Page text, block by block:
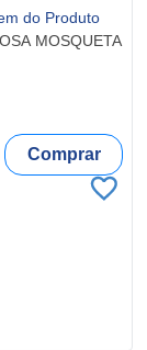
MOSQUETA
Comprar